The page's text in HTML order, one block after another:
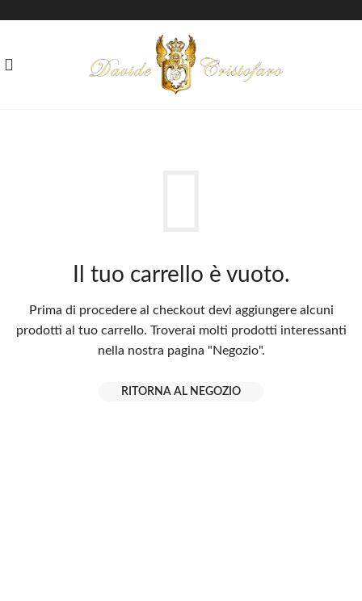
Il tuo carrello è vuoto.
Prima di procedere al checkout devi aggiungere alcuni
prodotti al tuo carrello. Troverai molti prodotti interessanti
nella nostra pagina "Negozio".
RITORNA AL NEGOZIO